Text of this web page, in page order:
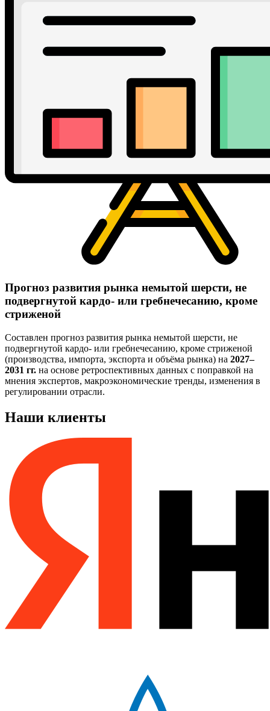
Прогноз развития рынка немытой шерсти, не
подвергнутой кардо- или гребнечесанию, кроме
стриженой
Составлен прогноз развития рынка немытой шерсти, не
подвергнутой кардо- или гребнечесанию, кроме стриженой
(производства, импорта, экспорта и объёма рынка) на 2027–
2031 гг. на основе ретроспективных данных с поправкой на
мнения экспертов, макроэкономические тренды, изменения в
регулировании отрасли.
Наши клиенты